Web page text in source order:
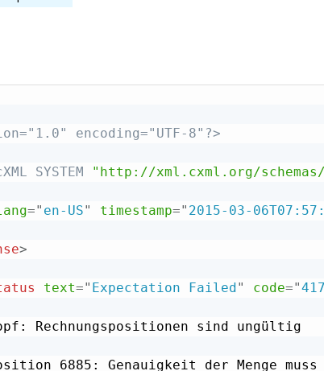
encoding="UTF-8"?>
SYSTEM "http://xml.cxml.org/schemas/
=" en-US" timestamp=" 2015-03-
>
text=" Expectation Failed" code="417
Rechnungspositionen sind ungültig
6885: Genauigkeit der Menge